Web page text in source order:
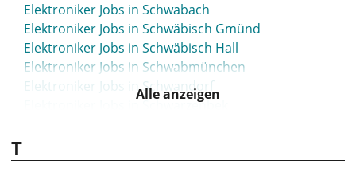
Elektroniker Jobs in Schwabach
Elektroniker Jobs in Schwäbisch Gmünd
Elektroniker Jobs in Schwäbisch Hall
Elektroniker Jobs in Schwabmünchen
Elektroniker Jobs in Schwandorf
Elektroniker Jobs in Schwarzenbek
Elektroniker Jobs in Schwerin
Alle anzeigen
T